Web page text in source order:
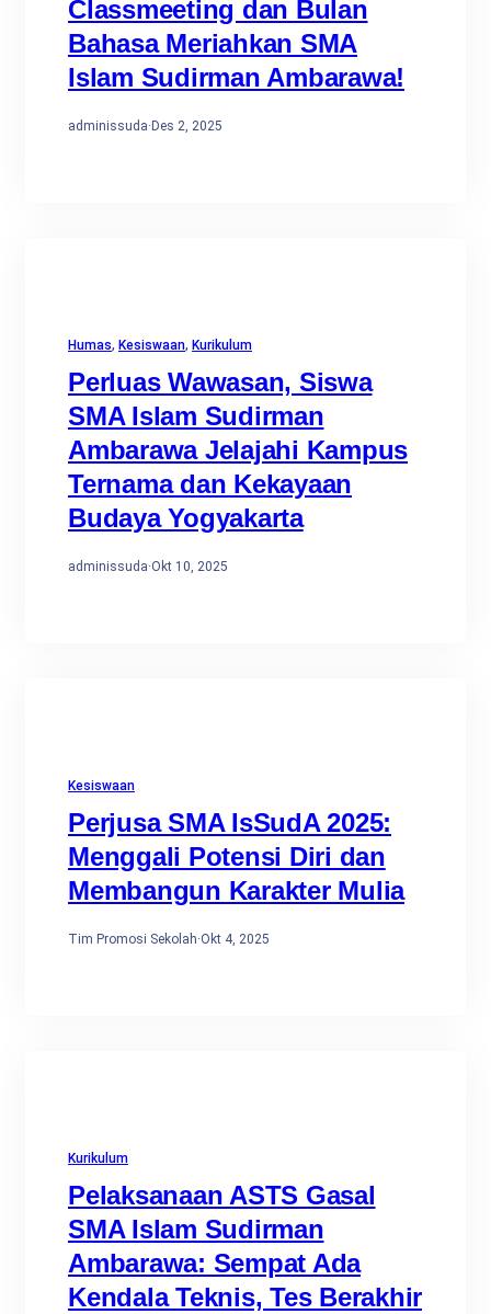
Classmeeting dan Bulan
Bahasa Meriahkan SMA
Islam Sudirman Ambarawa!
adminissuda· Des 2, 2025
Humas, Kesiswaan, Kurikulum
Perluas Wawasan, Siswa
SMA Islam Sudirman
Ambarawa Jelajahi Kampus
Ternama dan Kekayaan
Budaya Yogyakarta
adminissuda·Okt 10, 2025
Kesiswaan
Perjusa SMA IsSudA 2025:
Menggali Potensi Diri dan
Membangun Karakter Mulia
Tim Promosi Sekolah·Okt 4, 2025
Kurikulum
Pelaksanaan ASTS Gasal
SMA Islam Sudirman
Ambarawa: Sempat Ada
Kendala Teknis, Tes Berakhir